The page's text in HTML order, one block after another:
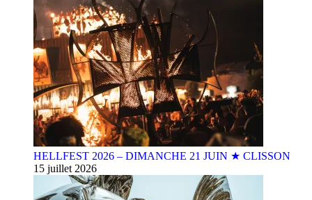
HELLFEST 2026 – DIMANCHE 21 JUIN ★ CLISSON
15 juillet 2026